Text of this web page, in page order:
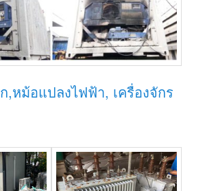
,หม้อแปลงไฟฟ้า, เครื่องจักร